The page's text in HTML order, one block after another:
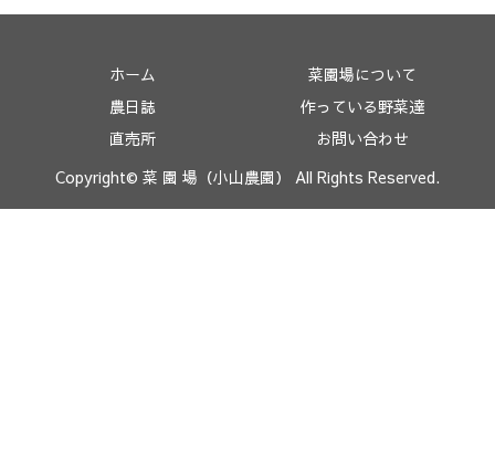
ホーム
菜園場について
農日誌
作っている野菜達
直売所
お問い合わせ
Copyright© 菜 園 場（小山農園） All Rights Reserved.